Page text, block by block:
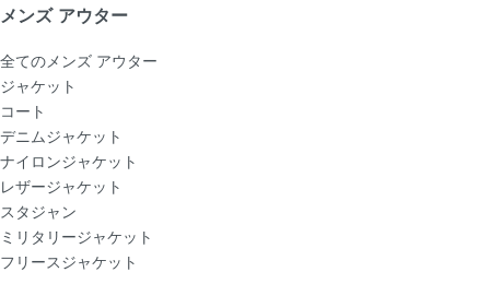
メンズ アウター
全てのメンズ アウター
ジャケット
コート
デニムジャケット
ナイロンジャケット
レザージャケット
スタジャン
ミリタリージャケット
フリースジャケット